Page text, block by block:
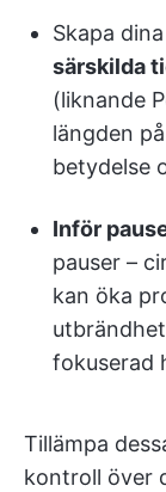
Skapa
särskilda
(liknande
längden
betydelse
Inför
pauser –
kan öka
fokuserad
Tillämpa
kontroll över